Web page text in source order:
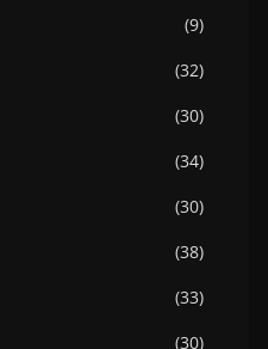
(9)
(32)
(30)
(34)
(30)
(38)
(33)
(30)